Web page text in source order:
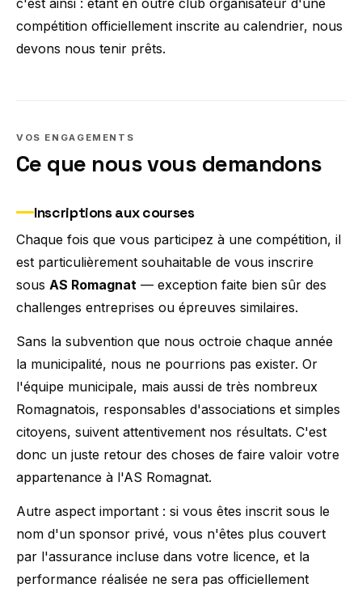
compétition officiellement inscrite au calendrier, nous
devons nous tenir prêts.
VOS ENGAGEMENTS
Ce que nous vous demandons
Inscriptions aux courses
Chaque fois que vous participez à une compétition, il
est particulièrement souhaitable de vous inscrire
sous AS Romagnat — exception faite bien sûr des
challenges entreprises ou épreuves similaires.
Sans la subvention que nous octroie chaque année
la municipalité, nous ne pourrions pas exister. Or
l'équipe municipale, mais aussi de très nombreux
Romagnatois, responsables d'associations et simples
citoyens, suivent attentivement nos résultats. C'est
donc un juste retour des choses de faire valoir votre
appartenance à l'AS Romagnat.
Autre aspect important : si vous êtes inscrit sous le
nom d'un sponsor privé, vous n'êtes plus couvert
par l'assurance incluse dans votre licence, et la
performance réalisée ne sera pas officiellement